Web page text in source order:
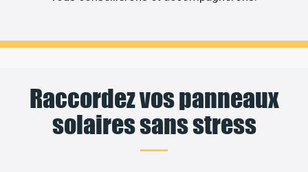
Raccordez vos panneaux
solaires sans stress